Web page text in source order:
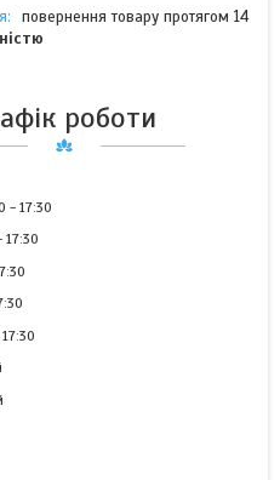
повернення товару протягом 14
роботи
17:30
17:30
17:30